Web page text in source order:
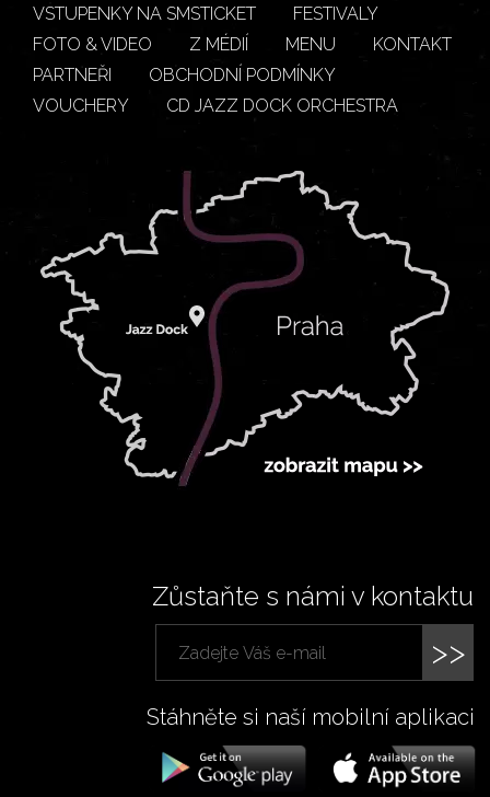
VSTUPENKY NA SMSTICKET
FESTIVALY
FOTO & VIDEO
Z MÉDIÍ MENU
KONTAKT
PARTNEŘI
OBCHODNÍ PODMÍNKY
VOUCHERY
CD JAZZ DOCK ORCHESTRA
Zůstaňte s námi v kontaktu
>>
Stáhněte si naší mobilní aplikaci